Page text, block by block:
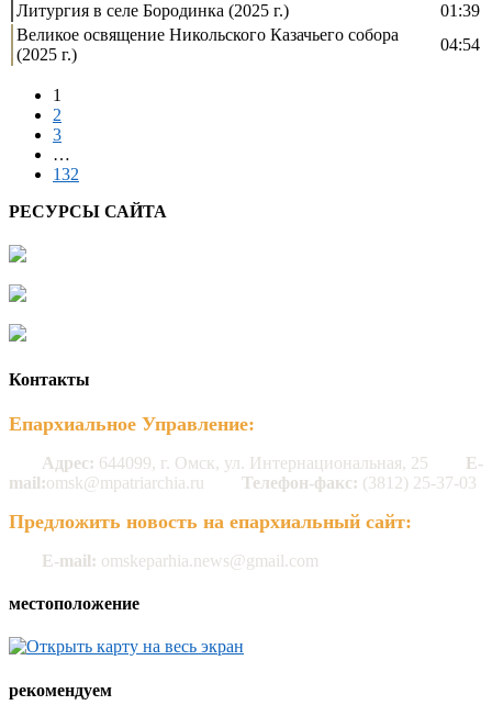
Литургия в селе Бородинка (2025 г.)
01:39
Великое освящение Никольского Казачьего собора
(2025 г.)
04:54
1
2
3
…
132
РЕСУРСЫ САЙТА
Контакты
Епархиальное Управление:
Адрес: 644099, г. Омск, ул. Интернациональная, 25
E-
mail:omsk@mpatriarchia.ru Телефон-факс: (3812) 25-37-03
Предложить новость на епархиальный сайт:
E-mail: omskeparhia.news@gmail.com
местоположение
рекомендуем